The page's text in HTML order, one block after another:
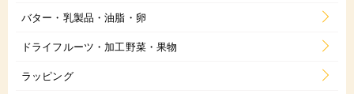
バター・乳製品・油脂・卵
ドライフルーツ・加工野菜・果物
ラッピング